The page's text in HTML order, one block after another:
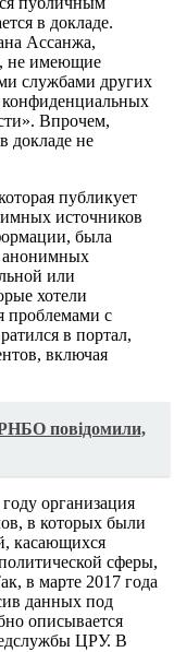
в докладе.
Ассанжа,
не имеющие
службами других
конфиденциальных
Впрочем,
докладе не
публикует
источников
была
анонимных
или
хотели
проблемами с
в портал,
включая
повідомили,
организация
в которых были
касающихся
сферы,
в марте 2017 года
данных под
описывается
ЦРУ. В